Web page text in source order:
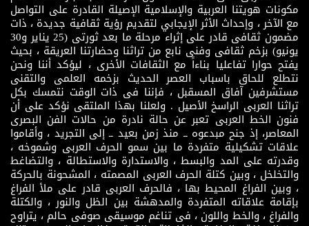
مكونات هويتنا العربية والإسلامية الإصيلة القادرة على التواصل
مع الآخر ، وإحداث الأثر الإيجابي لتقديم رؤية ثقافية جديدة ، ذات
مضمون ثقافى قادر على إثراء مرحلة ما بعد ثورتى (25 يناير و30
يونيو) بزخم ثقافى وفنى نابع من تراثنا وحضارتنا العريقة ، بحيث
يفتح حوارا تفاعليا بناءاً مع الثقافات الأخرى ، ليؤكد أننا ونحن
نتطلع للحاق باسباب العصر الحديث بزخمه العلمى والتقنى
مستشرفين آفاق المسقبل ، فإننا فى ذات الوقت نتمسك بكل
تراثنا العربى الراسخ الأصيل . ولعلنا بهذا الملتقى نؤكد على أن
فنون الخط العربى تعبر عن حالة نادرة من حالات الفن البصرى
المعاصر، إذ جنح مبدعوه ــ منذ زمن بعيد ــ إلى التجريد ، وأقاموا
علاقات تشكيلية متفردة ما بين سمو الحرف العربى وشموخه ،
وقدرته على المد والبسط ، والاستدارة والاستطالة ، والتضاغط
والتخلخل ، وبين كتلة الحرف العربى المصمته ، المشحونة بالحركة
، وبين الفراغ المحيط بها ، فالحرف العربى قادر على ملأ الفراغ
بإقامة علاقاته المتفردة والمدهشة بين الظل والنور ، والكتلة
والفراغ ، والخط واللون ، فى تناغم موسيقى صوفى حالم ، يتراوح